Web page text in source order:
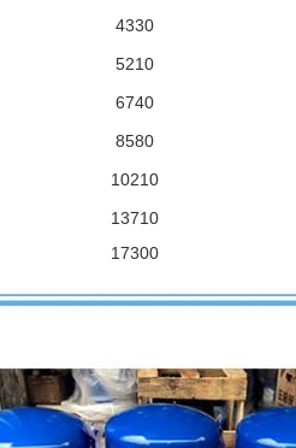
4330
5210
6740
8580
10210
13710
17300